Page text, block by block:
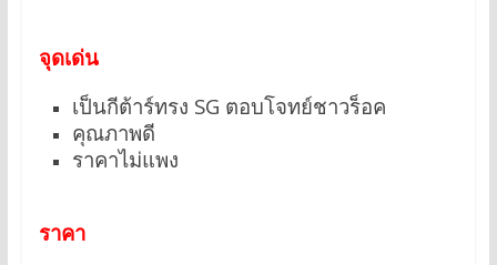
จุดเด่น
เป็นกีต้าร์ทรง SG ตอบโจทย์ชาวร็อค
คุณภาพดี
ราคาไม่แพง
ราคา